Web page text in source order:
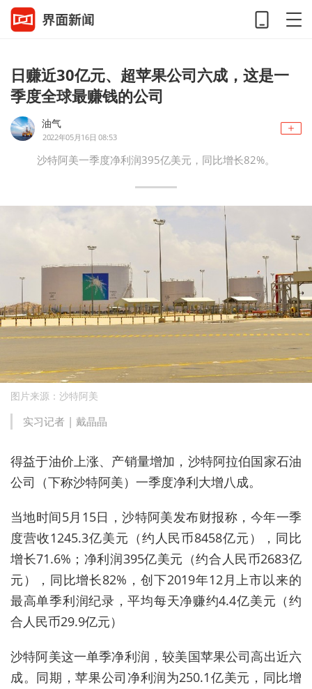
日赚近30亿元、超苹果公司六成，这是一
季度全球最赚钱的公司
油气
2022年05月16日 08:53
沙特阿美一季度净利润395亿美元，同比增长82%。
图片来源：沙特阿美
实习记者 | 戴晶晶
得益于油价上涨、产销量增加，沙特阿拉伯国家石油
公司（下称沙特阿美）一季度净利大增八成。
当地时间5月15日，沙特阿美发布财报称，今年一季
度营收1245.3亿美元（约人民币8458亿元），同比
增长71.6%；净利润395亿美元（约合人民币2683亿
元），同比增长82%，创下2019年12月上市以来的
最高单季利润纪录，平均每天净赚约4.4亿美元（约
合人民币29.9亿元）
沙特阿美这一单季净利润，较美国苹果公司高出近六
成。同期，苹果公司净利润为250.1亿美元 ， 同比增